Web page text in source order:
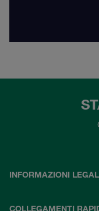
INFORMAZIONI
COLLEGAMENTI